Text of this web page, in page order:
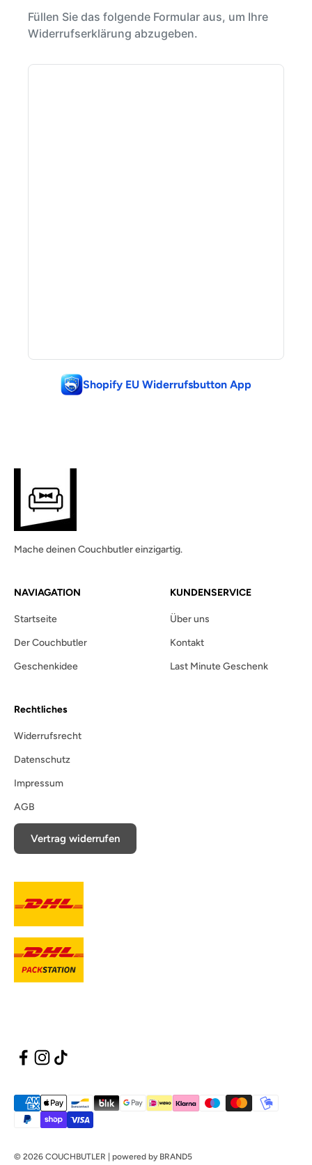
Füllen Sie das folgende Formular aus, um Ihre
Widerrufserklärung abzugeben.
Shopify EU Widerrufsbutton App
Mache deinen Couchbutler einzigartig.
NAVIAGATION
Startseite
Der Couchbutler
Geschenkidee
KUNDENSERVICE
Über uns
Kontakt
Last Minute Geschenk
Rechtliches
Widerrufsrecht
Datenschutz
Impressum
AGB
Vertrag widerrufen
© 2026 COUCHBUTLER | powered by BRAND5